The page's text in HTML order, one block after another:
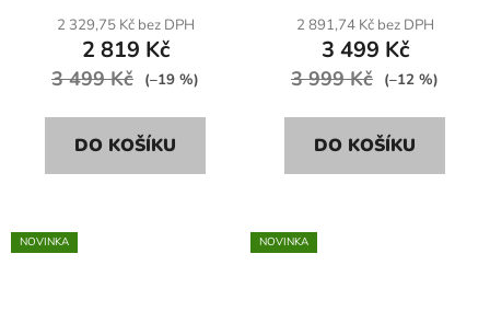
2 329,75 Kč bez DPH
2 819 Kč
3 499 Kč (–19 %)
DO KOŠÍKU
2 891,74 Kč bez DPH
3 499 Kč
3 999 Kč (–12 %)
DO KOŠÍKU
NOVINKA NOVINKA